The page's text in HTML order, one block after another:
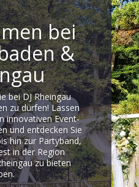
bei
&
bei DJ Rheingau
zu dürfen! Lassen
innovativen Event-
und entdecken Sie
hin zur Partyband,
in der Region
zu bieten